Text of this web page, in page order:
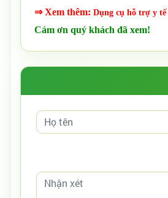
⇒ Xem thêm: Dụng cụ hỗ trợ y tế
Cám ơn quý khách đã xem!